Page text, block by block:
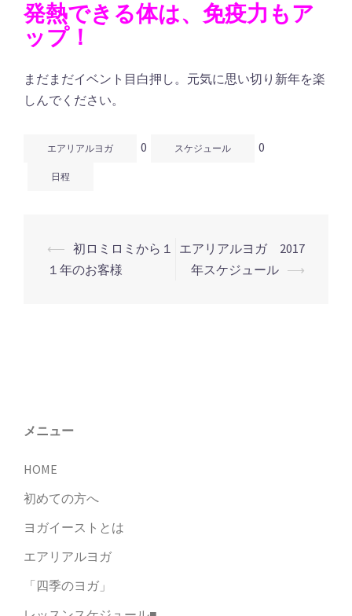
発熱できる体は、免疫力もア
ップ！
まだまだイベント目白押し。元気に思い切り新年を楽
しんでください。
エアリアルヨガ 0 スケジュール 0
日程
投
稿
ョ
⟵ 初ロミロミから１
１年のお客様
エアリアルヨガ 2017
年スケジュール ⟶
メニュー
HOME
初めての方へ
ヨガイーストとは
エアリアルヨガ
「四季のヨガ」